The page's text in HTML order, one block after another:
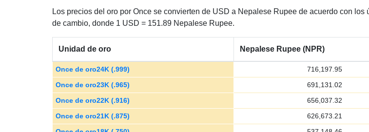
Los precios del oro por Once se convierten de USD a Nepalese Rupee de acuerdo con los
de cambio, donde 1 USD = 151.89 Nepalese Rupee.
Unidad de oro Nepalese Rupee (NPR)
Once de oro24K (.999)
716,197.95
Once de oro23K (.965)
691,131.02
Once de oro22K (.916)
656,037.32
Once de oro21K (.875)
626,673.21